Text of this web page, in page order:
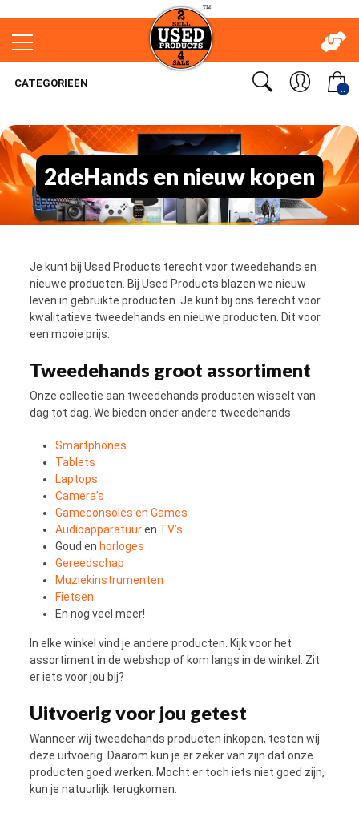
..
CATEGORIEËN
2deHands en nieuw kopen
Je kunt bij Used Products terecht voor tweedehands en
nieuwe producten. Bij Used Products blazen we nieuw
leven in gebruikte producten. Je kunt bij ons terecht voor
kwalitatieve tweedehands en nieuwe producten. Dit voor
een mooie prijs.
Tweedehands groot assortiment
Onze collectie aan tweedehands producten wisselt van
dag tot dag. We bieden onder andere tweedehands:
Smartphones
Tablets
Laptops
Camera’s
Gameconsoles en Games
Audioapparatuuren TV’s
Goud en horloges
Gereedschap
Muziekinstrumenten
Fietsen
En nog veel meer!
In elke winkel vind je andere producten. Kijk voor het
assortiment in de webshop of kom langs in de winkel. Zit
er iets voor jou bij?
Uitvoerig voor jou getest
Wanneer wij tweedehands producten inkopen, testen wij
deze uitvoerig. Daarom kun je er zeker van zijn dat onze
producten goed werken. Mocht er toch iets niet goed zijn,
kun je natuurlijk terugkomen.